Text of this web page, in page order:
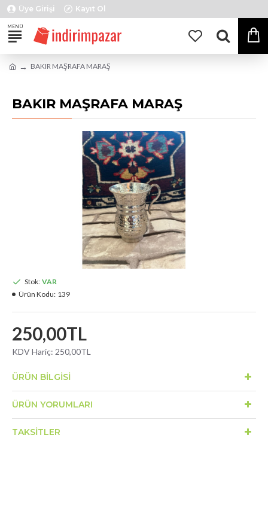
Üye Girişi Kayıt Ol
BAKIR MAŞRAFA MARAŞ
BAKIR MAŞRAFA MARAŞ
250,00TL
KDV Hariç: 250,00TL
Stok: VAR
Ürün Kodu: 139
ÜRÜN BILGISI
ÜRÜN YORUMLARI
TAKSITLER